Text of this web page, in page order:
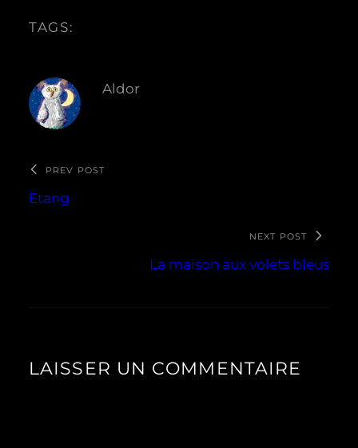
TAGS:
Aldor
PREV POST
Etang
NEXT POST
La maison aux volets bleus
LAISSER UN COMMENTAIRE